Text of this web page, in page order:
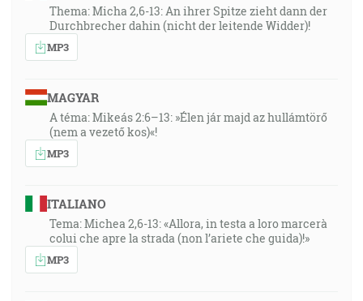
Thema: Micha 2,6-13: An ihrer Spitze zieht dann der
Durchbrecher dahin (nicht der leitende Widder)!
MP3
MAGYAR
A téma: Mikeás 2:6–13: »Élen jár majd az hullámtörő
(nem a vezető kos)«!
MP3
ITALIANO
Tema: Michea 2,6-13: «Allora, in testa a loro marcerà
colui che apre la strada (non l’ariete che guida)!»
MP3